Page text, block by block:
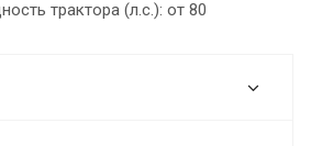
трактора (л.с.): от 80